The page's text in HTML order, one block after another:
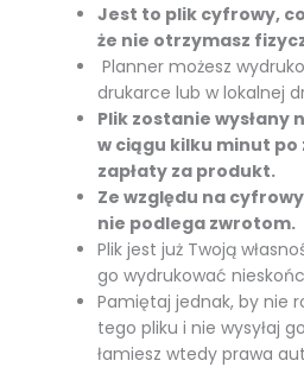
Jest to plik cyfrowy,
że nie otrzymasz
Planner możesz
drukarce lub w lokalnej
Plik zostanie wysłany
w ciągu kilku minut
zapłaty za produkt.
Ze względu na
nie podlega zwrotom.
Plik jest już Twoją
go wydrukować
Pamiętaj jednak, by nie
tego pliku i nie wysyłaj
łamiesz wtedy prawa